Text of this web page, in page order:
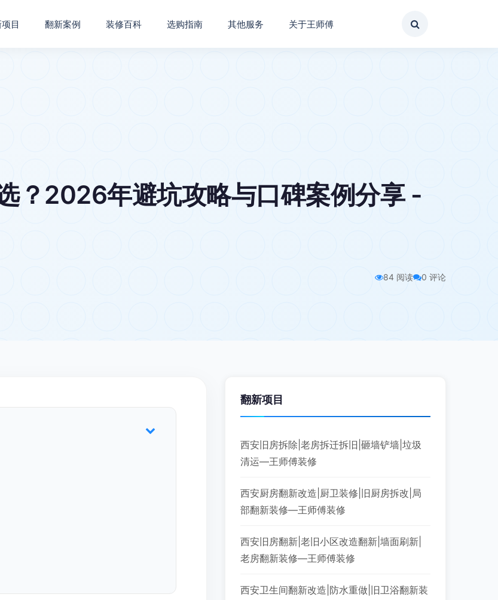
目 翻新案例 装修百科 选购指南 其他服务 关于王师傅
？2026年避坑攻略与口碑案例分享 -
84 阅读 0 评论
翻新项目
西安旧房拆除|老房拆迁拆旧|砸墙铲墙|垃圾
清运—王师傅装修
西安厨房翻新改造|厨卫装修|旧厨房拆改|局
部翻新装修—王师傅装修
西安旧房翻新|老旧小区改造翻新|墙面刷新|
老房翻新装修—王师傅装修
西安卫生间翻新改造|防水重做|旧卫浴翻新装